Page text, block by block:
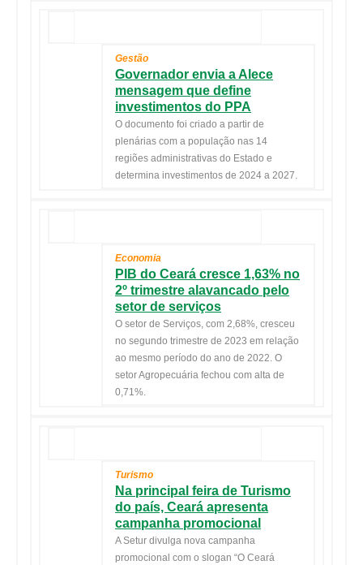
Gestão
Governador envia a Alece
mensagem que define
investimentos do PPA
O documento foi criado a partir de
plenárias com a população nas 14
regiões administrativas do Estado e
determina investimentos de 2024 a 2027.
Economia
PIB do Ceará cresce 1,63% no
2º trimestre alavancado pelo
setor de serviços
O setor de Serviços, com 2,68%, cresceu
no segundo trimestre de 2023 em relação
ao mesmo período do ano de 2022. O
setor Agropecuária fechou com alta de
0,71%.
Turismo
Na principal feira de Turismo
do país, Ceará apresenta
campanha promocional
A Setur divulga nova campanha
promocional com o slogan “O Ceará